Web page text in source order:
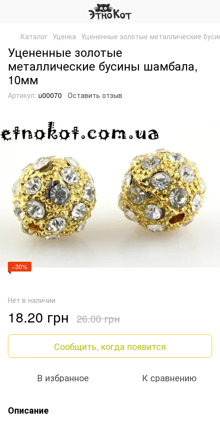
Каталог Уценка Уцененные золотые металлические
Уцененные золотые
металлические бусины шамбала,
10мм
Артикул: u00070 Оставить отзыв
−30%
Нет в наличии
18.20 грн 26.00 грн
Сообщить, когда появится
В избранное К сравнению
Описание